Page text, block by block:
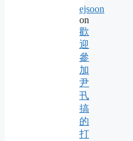
ejsoon
on
歡
迎
參
加
尹
卂
搞
的
打